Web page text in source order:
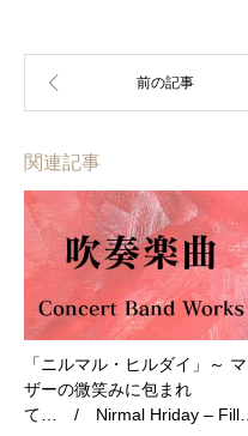
関連記事
「ニルマル・ヒルダイ」～ マ
ザーの微笑みに包まれ
て… / Nirmal Hriday – Fill…